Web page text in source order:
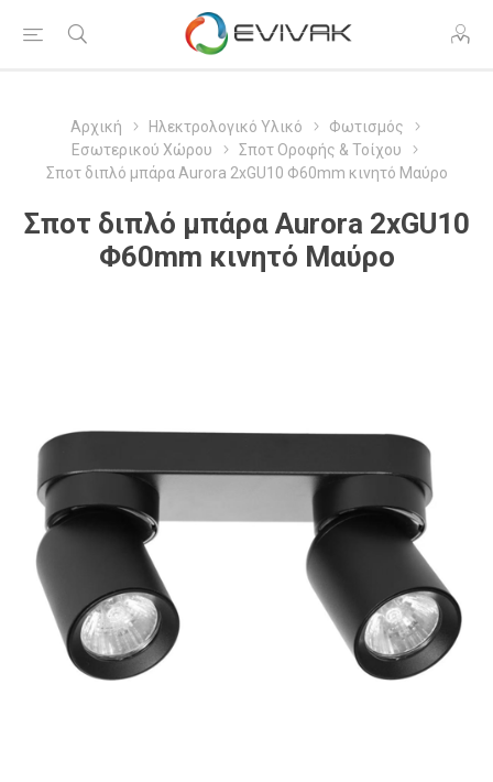
Αρχική Ηλεκτρολογικό Υλικό
Φωτισμός
Εσωτερικού Χώρου
Σποτ Οροφής & Τοίχου
Σποτ διπλό μπάρα Aurora 2xGU10 Φ60mm κινητό Μαύρο
Σποτ διπλό μπάρα Aurora 2xGU10
Φ60mm κινητό Μαύρο